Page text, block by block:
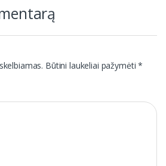
Būtini laukeliai pažymėti*